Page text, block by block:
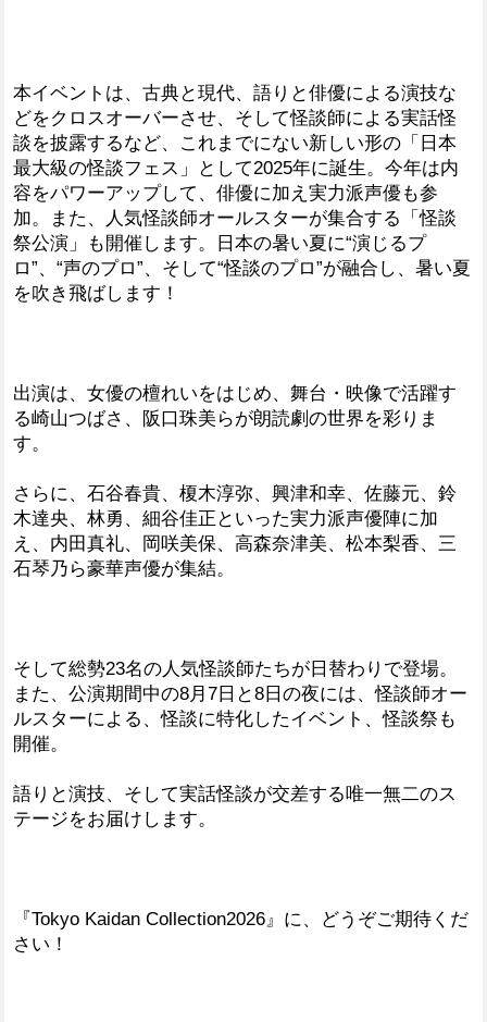
本イベントは、古典と現代、語りと俳優による演技な
どをクロスオーバーさせ、そして怪談師による実話怪
談を披露するなど、これまでにない新しい形の「日本
最大級の怪談フェス」として2025年に誕生。今年は内
容をパワーアップして、俳優に加え実力派声優も参
加。また、人気怪談師オールスターが集合する「怪談
祭公演」も開催します。日本の暑い夏に“演じるプ
ロ”、“声のプロ”、そして“怪談のプロ”が融合し、暑い夏
を吹き飛ばします！
出演は、女優の檀れいをはじめ、舞台・映像で活躍す
る崎山つばさ、阪口珠美らが朗読劇の世界を彩りま
す。
さらに、石谷春貴、榎木淳弥、興津和幸、佐藤元、鈴
木達央、林勇、細谷佳正といった実力派声優陣に加
え、内田真礼、岡咲美保、高森奈津美、松本梨香、三
石琴乃ら豪華声優が集結。
そして総勢23名の人気怪談師たちが日替わりで登場。
また、公演期間中の8月7日と8日の夜には、怪談師オー
ルスターによる、怪談に特化したイベント、怪談祭も
開催。
語りと演技、そして実話怪談が交差する唯一無二のス
テージをお届けします。
『Tokyo Kaidan Collection2026』に、どうぞご期待くだ
さい！